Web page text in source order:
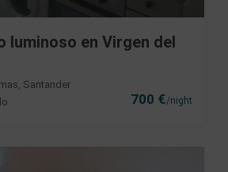
700 €/night
luminoso en Virgen del
Santander